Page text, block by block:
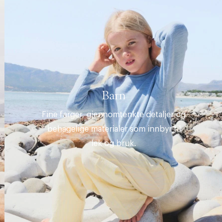
Barn
Fine farger, gjennomtenkte detaljer og
behagelige materialer som innbyr til
lek og bruk.